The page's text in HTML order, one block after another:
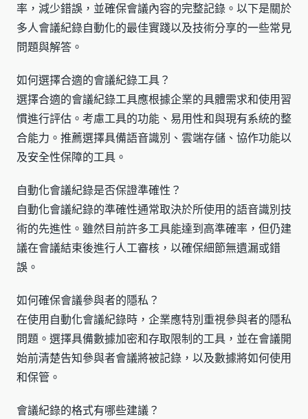
率，減少錯誤，並確保會議內容的完整記錄。以下是關於
多人會議紀錄自動化的最佳實踐以及技術分享的一些常見
問題與解答。
如何選擇合適的會議紀錄工具？
選擇合適的會議紀錄工具應根據企業的具體需求和使用習
慣進行評估。考慮工具的功能、易用性和與現有系統的整
合能力。推薦選擇具備語音識別、雲端存儲、協作功能以
及安全性保障的工具。
自動化會議紀錄是否保證準確性？
自動化會議紀錄的準確性通常取決於所使用的語音識別技
術的先進性。雖然目前許多工具能達到高準確率，但仍建
議在會議結束後進行人工審核，以確保細節無遺漏或錯
誤。
如何確保會議參與者的隱私？
在使用自動化會議紀錄時，企業應特別重視參與者的隱私
問題。選擇具備數據加密和存取限制的工具，並在會議開
始前清楚告知參與者會議將被記錄，以及數據將如何使用
和保管。
會議紀錄的格式有哪些建議？